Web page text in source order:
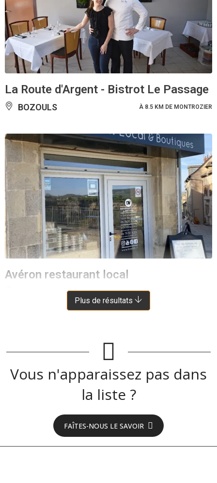
La Route d'Argent - Bistrot Le Passage
BOZOULS À 8.5 KM DE MONTROZIER
Avéron restaurant local
À 8.5 KM DE MONTROZIER
Plus de résultats
Vous n'apparaissez pas dans
la liste ?
FAÎTES-NOUS LE SAVOIR